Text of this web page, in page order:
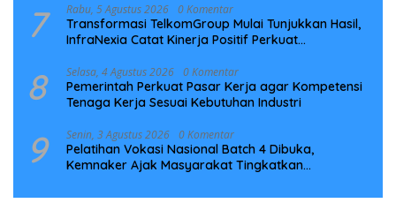
7 Rabu, 5 Agustus 2026 0 Komentar
Transformasi TelkomGroup Mulai Tunjukkan Hasil,
InfraNexia Catat Kinerja Positif Perkuat
8 Selasa, 4 Agustus 2026 0 Komentar
Pemerintah Perkuat Pasar Kerja agar Kompetensi
Tenaga Kerja Sesuai Kebutuhan Industri
9 Senin, 3 Agustus 2026 0 Komentar
Pelatihan Vokasi Nasional Batch 4 Dibuka,
Kemnaker Ajak Masyarakat Tingkatkan